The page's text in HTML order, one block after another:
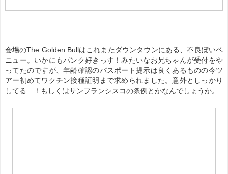
会場のThe Golden Bullはこれまたダウンタウンにある、不良ぽいベ
ニュー。いかにもパンク好きっす！みたいなお兄ちゃんが受付をや
ってたのですが、年齢確認のパスポート提示は良くあるものの今ツ
アー初めてワクチン接種証明まで求められました。意外としっかり
してる…！もしくはサンフランシスコの条例とかなんでしょうか。